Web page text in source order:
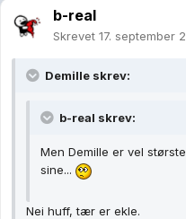
b-real
Skrevet 17. september
Demille skrev:
b-real skrev:
Men Demille er vel
sine...
Nei huff, tær er ekle.